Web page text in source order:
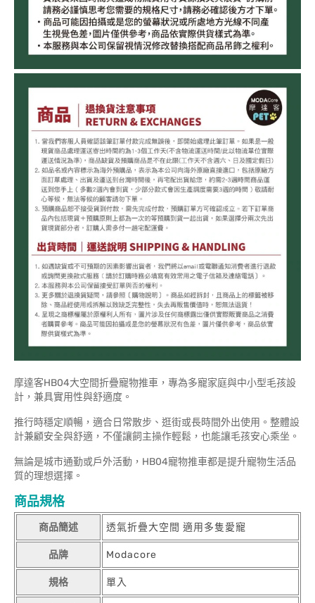
摩達客HB04大空間折疊寵物推車，專為多寵家庭與中小型毛孩設
計，兼具實用性與舒適度。
推行時穩定順暢，適合日常散步、逛街或長時間外出使用。整體設
計兼顧安全與舒適，不僅讓飼主操作輕鬆，也能讓毛孩安心乘坐。
無論是城市通勤或戶外活動，HB04寵物推車都是提升寵物生活品
質的理想選擇。
商品規格
商品簡述 透氣折疊大空間 適用多隻愛寵
品牌 Modacore
規格 單入